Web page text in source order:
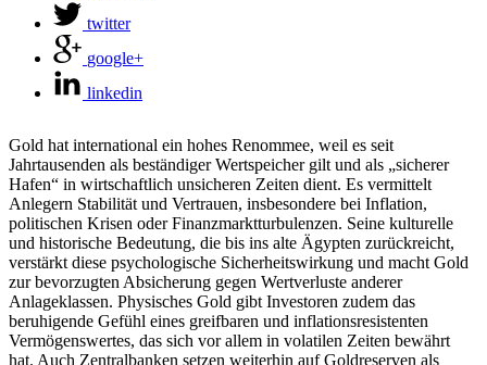
twitter
google+
linkedin
Gold hat international ein hohes Renommee, weil es seit
Jahrtausenden als beständiger Wertspeicher gilt und als „sicherer
Hafen“ in wirtschaftlich unsicheren Zeiten dient. Es vermittelt
Anlegern Stabilität und Vertrauen, insbesondere bei Inflation,
politischen Krisen oder Finanzmarktturbulenzen. Seine kulturelle
und historische Bedeutung, die bis ins alte Ägypten zurückreicht,
verstärkt diese psychologische Sicherheitswirkung und macht Gold
zur bevorzugten Absicherung gegen Wertverluste anderer
Anlageklassen. Physisches Gold gibt Investoren zudem das
beruhigende Gefühl eines greifbaren und inflationsresistenten
Vermögenswertes, das sich vor allem in volatilen Zeiten bewährt
hat. Auch Zentralbanken setzen weiterhin auf Goldreserven als